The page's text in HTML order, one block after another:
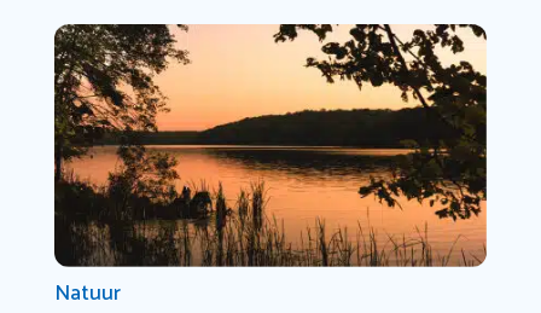
Natuur